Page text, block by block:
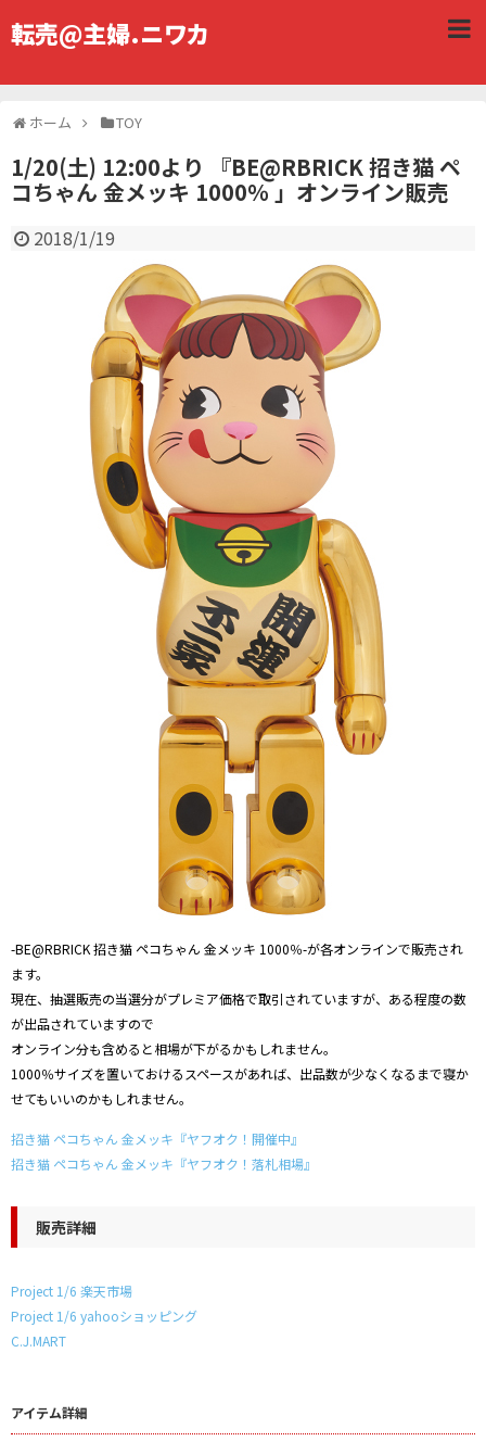
転売@主婦.ニワカ
ホーム TOY
1/20(土) 12:00より 『BE@RBRICK 招き猫 ペ
コちゃん 金メッキ 1000％ 」オンライン販売
2018/1/19
-BE@RBRICK 招き猫 ペコちゃん 金メッキ 1000％-が各オンラインで販売され
ます。
現在、抽選販売の当選分がプレミア価格で取引されていますが、ある程度の数
が出品されていますので
オンライン分も含めると相場が下がるかもしれません。
1000％サイズを置いておけるスペースがあれば、出品数が少なくなるまで寝か
せてもいいのかもしれません。
招き猫 ペコちゃん 金メッキ『ヤフオク！開催中』
招き猫 ペコちゃん 金メッキ『ヤフオク！落札相場』
販売詳細
Project 1/6 楽天市場
Project 1/6 yahooショッピング
C.J.MART
アイテム詳細